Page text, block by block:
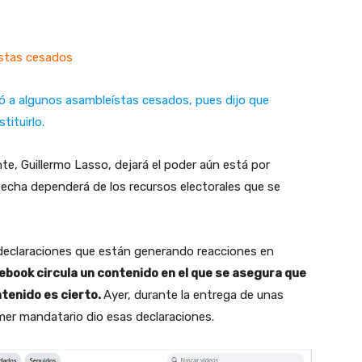
cesados
algunos asambleístas cesados, pues dijo que
Guillermo Lasso, dejará el poder aún está por
dependerá de los recursos electorales que se
que están generando reacciones en
circula un contenido en el que se asegura que
es cierto.Ayer, durante la entrega de unas
mandatario dio esas declaraciones.